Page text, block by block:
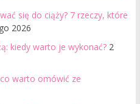
się do ciąży? 7 rzeczy, które
2026
kiedy warto je wykonać? 2
warto omówić ze